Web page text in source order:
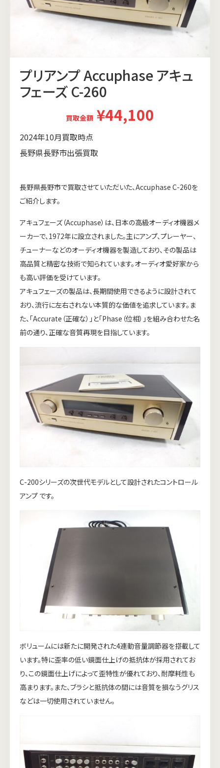
プリアンプ Accuphase アキュ
フェーズ C-260
買取金額 ¥44,100
2024年10月買取時点
長野県長野市出張買取
長野県長野市で買取させていただいた、Accuphase C-260を
ご紹介します。
アキュフェーズ（Accuphase）は、日本の高級オーディオ機器メ
ーカーで、1972年に設立されました。主にアンプ、プレーヤー、
チューナーなどのオーディオ機器を製造しており、その製品は
高品質と精密な技術で知られています。オーディオ愛好家から
も高い評価を受けています。
アキュフェーズの製品は、長期間使用できるように設計されて
おり、流行に左右されない本質的な価値を追求しています。ま
た、「Accurate（正確な）」と「Phase（位相）」を組み合わせた名
前の通り、正確な音質再現を目指しています。
C-200シリーズの次世代モデルとして設計されたコントロール
アンプ です。
ボリュームには新たに開発された4連動音量調節器を搭載して
います。特に歪率の低い鏡面仕上げの抵抗体が採用されてお
り、この鏡面仕上げによって歪特性が優れており、耐摩耗性も
高まります。また、ブラシと抵抗体の間には音質を損なうグリス
などは一切使用されていません。